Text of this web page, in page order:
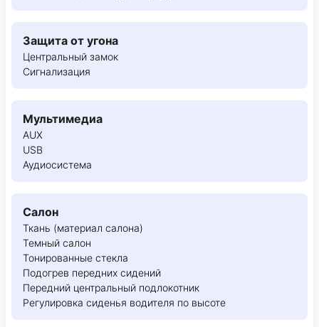
Защита от угона
Центральный замок
Сигнализация
Мультимедиа
AUX
USB
Аудиосистема
Салон
Ткань (материал салона)
Темный салон
Тонированные стекла
Подогрев передних сидений
Передний центральный подлокотник
Регулировка сиденья водителя по высоте